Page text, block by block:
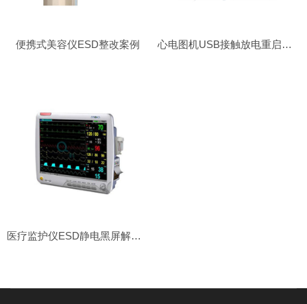
便携式美容仪ESD整改案例 心电图机USB接触放电重启解决方案
医疗监护仪ESD静电黑屏解决方案